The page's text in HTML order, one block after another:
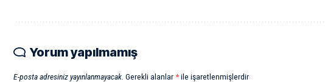
Yorum yapılmamış
E-posta adresiniz yayınlanmayacak. Gerekli alanlar*ile işaretlenmişlerdir